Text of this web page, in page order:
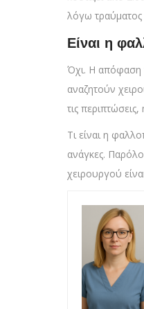
λόγω τραύματος
Είναι η
Όχι. Η απόφαση
αναζητούν
τις
Τι είναι η
ανάγκες.
χειρουργού